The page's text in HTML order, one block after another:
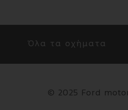
Όλα τα οχήματα
© 2025 Ford